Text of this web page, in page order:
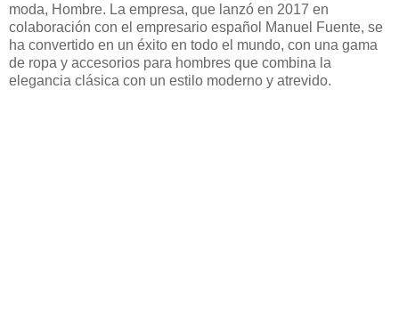
moda, Hombre. La empresa, que lanzó en 2017 en
colaboración con el empresario español Manuel Fuente, se
ha convertido en un éxito en todo el mundo, con una gama
de ropa y accesorios para hombres que combina la
elegancia clásica con un estilo moderno y atrevido.